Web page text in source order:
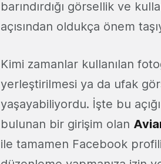
barındırdığı görsellik ve
açısından oldukça önem
Kimi zamanlar kullanılan
yerleştirilmesi ya da ufak
yaşayabiliyordu. İşte bu
bulunan bir girişim olan
ile tamamen Facebook